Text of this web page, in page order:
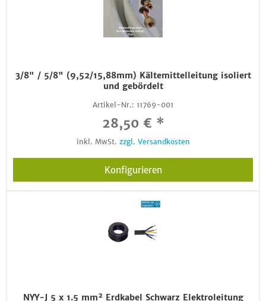
3/8" / 5/8" (9,52/15,88mm) Kältemittelleitung isoliert
und gebördelt
Artikel-Nr.: 11769-001
28,50 € *
inkl. MwSt. zzgl. Versandkosten
Konfigurieren
NYY-J 5 x 1.5 mm² Erdkabel Schwarz Elektroleitung